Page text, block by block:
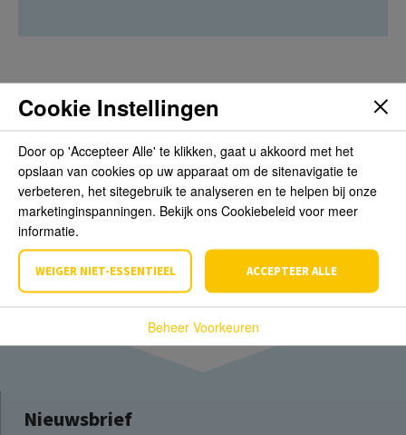
Beoordelingen
Schrijf de eerste review over dit product
Schrijf een beoordeling
Nieuwsbrief
Cookie Instellingen
Door op 'Accepteer Alle' te klikken, gaat u akkoord met het
opslaan van cookies op uw apparaat om de sitenavigatie te
verbeteren, het sitegebruik te analyseren en te helpen bij onze
marketinginspanningen. Bekijk ons Cookiebeleid voor meer
informatie.
WEIGER NIET-ESSENTIEEL ACCEPTEER ALLE
Beheer Voorkeuren